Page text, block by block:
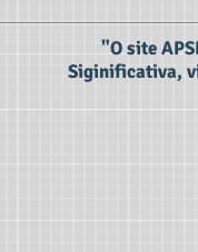
"O site
Siginificativa,